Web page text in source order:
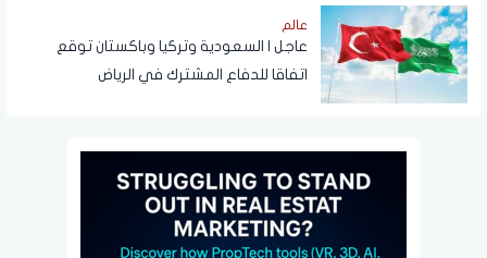
عالم
عاجل | السعودية وتركيا وباكستان توقع
اتفاقا للدفاع المشترك في الرياض